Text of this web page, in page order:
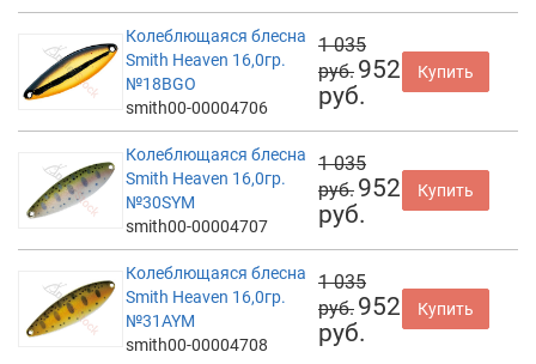
Колеблющаяся блесна
Smith Heaven 16,0гр.
№18BGO
smith00-00004706
1 035
руб. 952
руб.
Купить
Колеблющаяся блесна
Smith Heaven 16,0гр.
№30SYM
smith00-00004707
1 035
руб. 952
руб.
Купить
Колеблющаяся блесна
Smith Heaven 16,0гр.
№31AYM
smith00-00004708
1 035
руб. 952
руб.
Купить